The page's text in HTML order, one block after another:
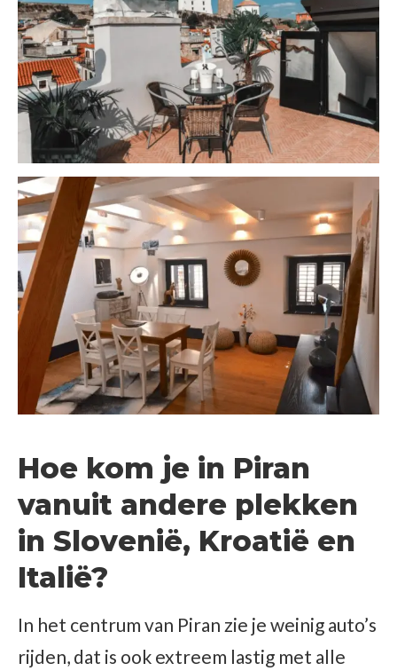
Hoe kom je in Piran
vanuit andere plekken
in Slovenië, Kroatië en
Italië?
In het centrum van Piran zie je weinig auto’s
rijden, dat is ook extreem lastig met alle